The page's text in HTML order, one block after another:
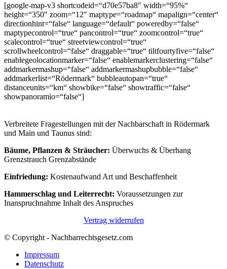
[google-map-v3 shortcodeid=“d70e57ba8″ width=“95%“
height=“350″ zoom=“12″ maptype=“roadmap“ mapalign=“center“
directionhint=“false“ language=“default“ poweredby=“false“
maptypecontrol=“true“ pancontrol=“true“ zoomcontrol=“true“
scalecontrol=“true“ streetviewcontrol=“true“
scrollwheelcontrol=“false“ draggable=“true“ tiltfourtyfive=“false“
enablegeolocationmarker=“false“ enablemarkerclustering=“false“
addmarkermashup=“false“ addmarkermashupbubble=“false“
addmarkerlist=“Rödermark“ bubbleautopan=“true“
distanceunits=“km“ showbike=“false“ showtraffic=“false“
showpanoramio=“false“]
Verbreitete Fragestellungen mit der Nachbarschaft in Rödermark
und Main und Taunus sind:
Bäume, Pflanzen & Sträucher: Überwuchs & Überhang
Grenzstrauch Grenzabstände
Einfriedung: Kostenaufwand Art und Beschaffenheit
Hammerschlag und Leiterrecht: Voraussetzungen zur
Inanspruchnahme Inhalt des Anspruches
Vertrag widerrufen
© Copyright - Nachbarrechtsgesetz.com
Impressum
Datenschutz